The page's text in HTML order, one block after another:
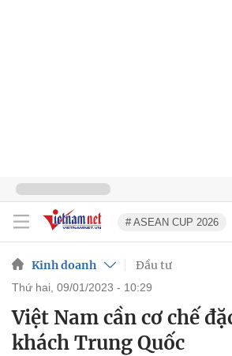
# ASEAN CUP 2026
Kinh doanh Đầu tư
thứ hai, 09/01/2023 - 10:29
Việt Nam cần cơ chế
khách Trung Quốc